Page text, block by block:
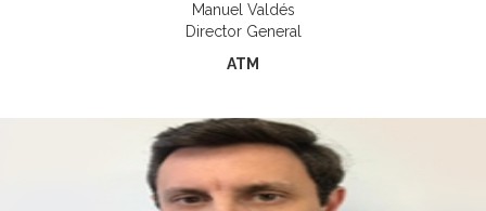
Manuel Valdés
Director General
ATM